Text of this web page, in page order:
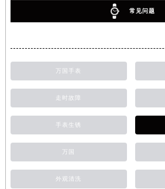
常见问题
万国手表
走时故障
手表生锈
万国
外观清洗